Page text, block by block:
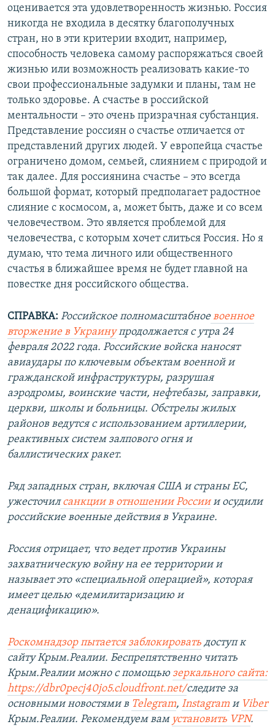
оценивается эта удовлетворенность жизнью. Россия
никогда не входила в десятку благополучных
стран, но в эти критерии входит, например,
способность человека самому распоряжаться своей
жизнью или возможность реализовать какие-то
свои профессиональные задумки и планы, там не
только здоровье. А счастье в российской
ментальности – это очень призрачная субстанция.
Представление россиян о счастье отличается от
представлений других людей. У европейца счастье
ограничено домом, семьей, слиянием с природой и
так далее. Для россиянина счастье – это всегда
большой формат, который предполагает радостное
слияние с космосом, а, может быть, даже и со всем
человечеством. Это является проблемой для
человечества, с которым хочет слиться Россия. Но я
думаю, что тема личного или общественного
счастья в ближайшее время не будет главной на
повестке дня российского общества.
СПРАВКА: Российское полномасштабноевоенное
вторжение в Украинупродолжается с утра 24
февраля 2022 года. Российские войска наносят
авиаудары по ключевым объектам военной и
гражданской инфраструктуры, разрушая
аэродромы, воинские части, нефтебазы, заправки,
церкви, школы и больницы. Обстрелы жилых
районов ведутся с использованием артиллерии,
реактивных систем залпового огня и
баллистических ракет.
Ряд западных стран, включая США и страны ЕС,
ужесточилсанкции в отношении Россиии осудили
российские военные действия в Украине.
Россия отрицает, что ведет против Украины
захватническую войну на ее территории и
называет это «специальной операцией», которая
имеет целью «демилитаризацию и
денацификацию».
Роскомнадзор пытается заблокировать доступ к
сайту Крым.Реалии. Беспрепятственно читать
Крым.Реалии можно с помощью зеркального сайта:
https://dbr0pecj40jo5.cloudfront.net/следите за
основными новостями в Telegram, Instagram и Viber
Крым.Реалии. Рекомендуем вам установить VPN.